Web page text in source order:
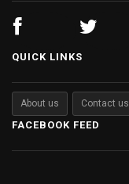
QUICK LINKS
About us Contact us
FACEBOOK FEED